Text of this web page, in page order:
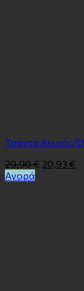
Τσάντα Χειρός/
29,90€ 20,93 €
Αγορά